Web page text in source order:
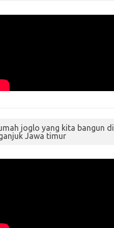
joglo yang kita bangun di
Jawa timur